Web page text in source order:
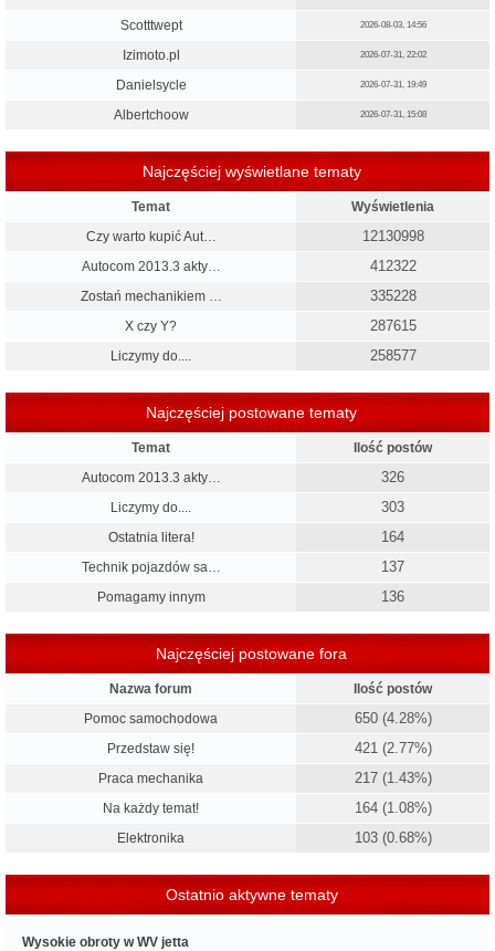
Scotttwept
2026-08-03, 14:56
Izimoto.pl 2026-07-31, 22:02
Danielsycle 2026-07-31, 19:49
Albertchoow 2026-07-31, 15:08
Najczęściej wyświetlane tematy
Temat
Wyświetlenia
Czy warto kupić Aut…
12130998
Autocom 2013.3 akty… 412322
Zostań mechanikiem … 335228
X czy Y? 287615
Liczymy do.... 258577
Najczęściej postowane tematy
Temat
Ilość postów
Autocom 2013.3 akty…
326
Liczymy do.... 303
Ostatnia litera! 164
Technik pojazdów sa… 137
Pomagamy innym 136
Najczęściej postowane fora
Nazwa forum
Ilość postów
Pomoc samochodowa
650 (4.28%)
Przedstaw się! 421 (2.77%)
Praca mechanika 217 (1.43%)
Na każdy temat! 164 (1.08%)
Elektronika 103 (0.68%)
Ostatnio aktywne tematy
Wysokie obroty w WV jetta